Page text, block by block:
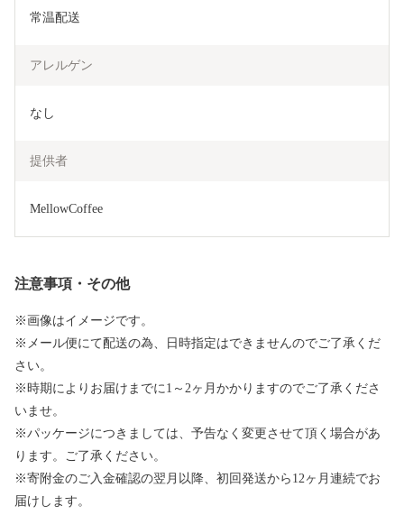
常温配送
アレルゲン
なし
提供者
MellowCoffee
注意事項・その他
※画像はイメージです。
※メール便にて配送の為、日時指定はできませんのでご了承くだ
さい。
※時期によりお届けまでに1～2ヶ月かかりますのでご了承くださ
いませ。
※パッケージにつきましては、予告なく変更させて頂く場合があ
ります。ご了承ください。
※寄附金のご入金確認の翌月以降、初回発送から12ヶ月連続でお
届けします。